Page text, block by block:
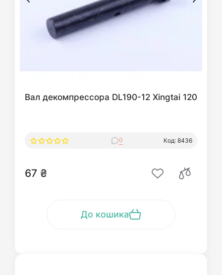
Вал декомпрессора DL190-12 Xingtai 120
0 Код: 8436
67 ₴
До кошика